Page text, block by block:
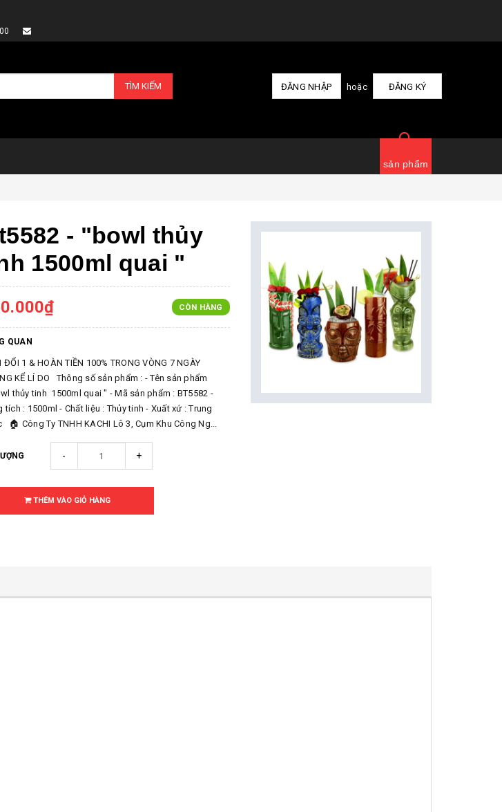
TÌM KIẾM ĐĂNG NHẬP hoặc ĐĂNG KÝ
sản phẩm
- "bowl thủy
1500ml quai "
CÒN HÀNG
QUAN
ĐỔI 1 & HOÀN TIỀN 100% TRONG VÒNG 7 NGÀY
KỂ LÍ DO Thông số sản phẩm : - Tên sản phẩm
thủy tinh 1500ml quai " - Mã sản phẩm : BT5582 -
tích : 1500ml - Chất liệu : Thủy tinh - Xuất xứ : Trung
🏠 Công Ty TNHH KACHI Lô 3, Cụm Khu Công Ng...
- +
THÊM VÀO GIỎ HÀNG